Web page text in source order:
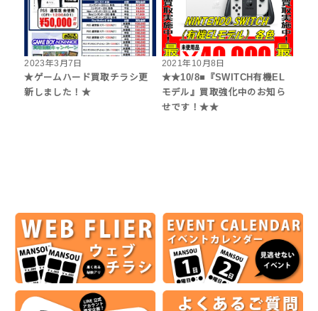
2023年3月7日
★ゲームハード買取チラシ更
新しました！★
2021年10月8日
★★10/8■『SWITCH有機EL
モデル』買取強化中のお知ら
せです！★★